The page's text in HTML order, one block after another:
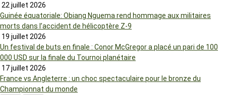
22 juillet 2026
Guinée équatoriale: Obiang Nguema rend hommage aux militaires
morts dans l’accident de hélicoptère Z-9
19 juillet 2026
Un festival de buts en finale : Conor McGregor a placé un pari de 100
000 USD sur la finale du Tournoi planétaire
17 juillet 2026
France vs Angleterre : un choc spectaculaire pour le bronze du
Championnat du monde